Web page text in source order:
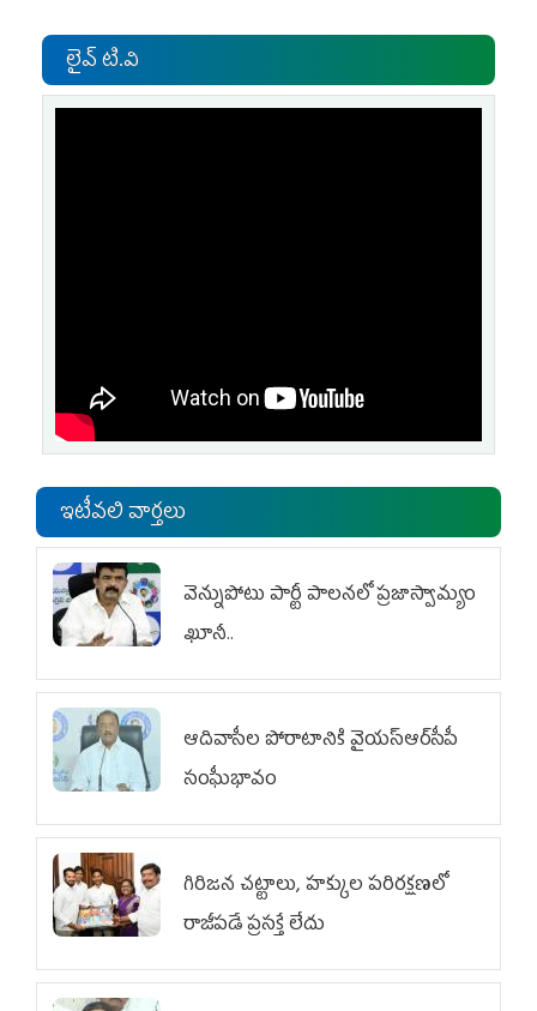
లైవ్ టి.వి
ఇటీవలి వార్తలు
వెన్నుపోటు పార్టీ పాలనలో ప్రజాస్వామ్యం
ఖూనీ..
ఆదివాసీల పోరాటానికి వైయ‌స్ఆర్‌సీపీ
సంఘీభావం
గిరిజన చట్టాలు, హక్కుల పరిరక్షణలో
రాజీపడే ప్రసక్తే లేదు